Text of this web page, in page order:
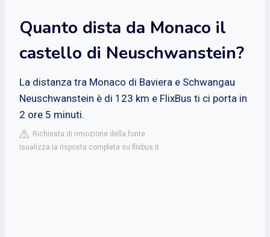
Quanto dista da Monaco il
castello di Neuschwanstein?
La distanza tra Monaco di Baviera e Schwangau
Neuschwanstein è di 123 km e FlixBus ti ci porta in
2 ore 5 minuti.
Richiesta di rimozione della fonte
isualizza la risposta completa su flixbus.it